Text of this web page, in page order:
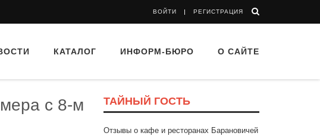
ВОЙТИ РЕГИСТРАЦИЯ
КАТАЛОГ ИНФОРМ-БЮРО О САЙТЕ
с 8-м
ТАЙНЫЙ ГОСТЬ
Отзывы о кафе и ресторанах Барановичей